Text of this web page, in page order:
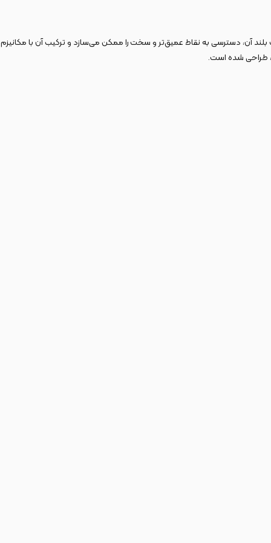
بلند آن، دسترسی به نقاط عمیق‌تر و سخت‌ را ممکن می‌سازد و ترکیب آن با مکانیزم
طراحی شده است.